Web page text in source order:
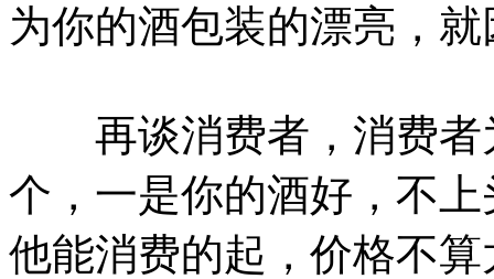
为你的酒包装的漂亮，
再谈消费者，消费者
个，一是你的酒好，不
他能消费的起，价格不